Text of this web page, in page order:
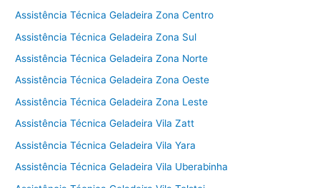
Assistência Técnica Geladeira Zona Centro
Assistência Técnica Geladeira Zona Sul
Assistência Técnica Geladeira Zona Norte
Assistência Técnica Geladeira Zona Oeste
Assistência Técnica Geladeira Zona Leste
Assistência Técnica Geladeira Vila Zatt
Assistência Técnica Geladeira Vila Yara
Assistência Técnica Geladeira Vila Uberabinha